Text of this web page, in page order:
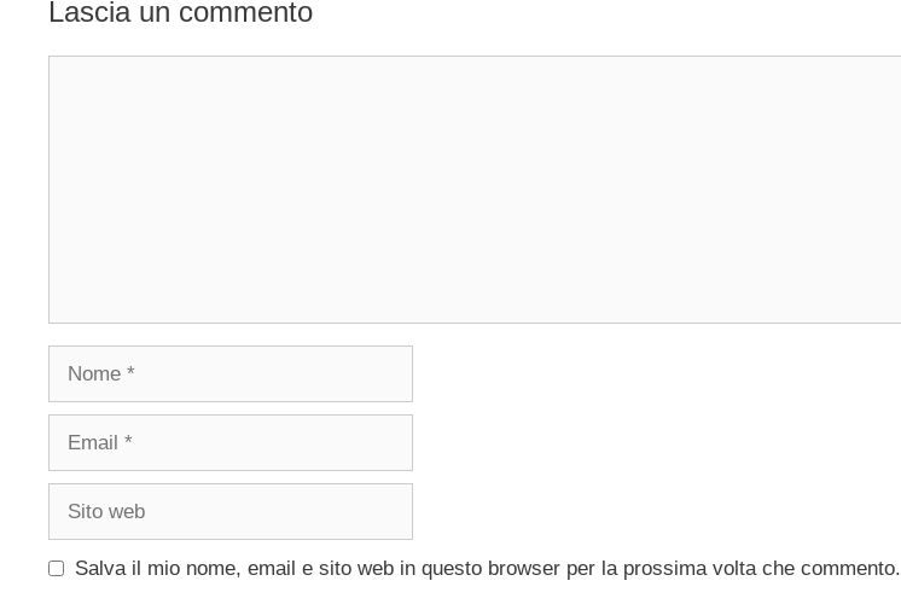
Lascia un commento
Nome
Email
Sito
Salva il mio nome, email e sito web in questo browser per la prossima volta che commento.